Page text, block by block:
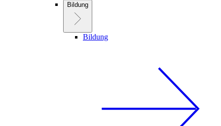
Bildung
Bildung